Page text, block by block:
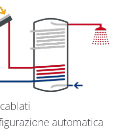
automatica